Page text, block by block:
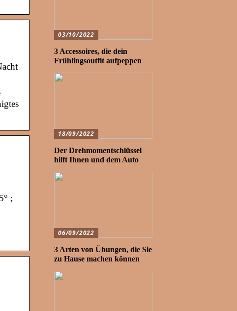
;
03/10/2022
3 Accessoires, die dein
Frühlingsoutfit aufpeppen
18/09/2022
Der Drehmomentschlüssel
hilft Ihnen und dem Auto
06/09/2022
3 Arten von Übungen, die Sie
zu Hause machen können